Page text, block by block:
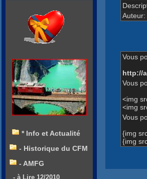
Auteur:
Vous
http://
Vous
<img
<img
Vous
{img
{img
* Info et Actualité
- Historique du CFM
- AMFG
- à Lire 12/2010